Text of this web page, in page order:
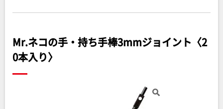
Mr.ネコの手・持ち手棒3mmジョイント〈2
0本入り〉